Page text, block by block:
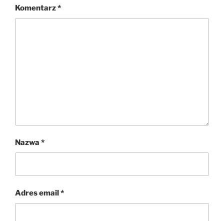
Komentarz*
Nazwa *
Adres email*